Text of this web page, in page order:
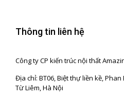
Thông tin liên hệ
Công ty CP kiến trúc nội thất
Địa chỉ: BT06, Biệt thự liền kề,
Từ Liêm, Hà Nội